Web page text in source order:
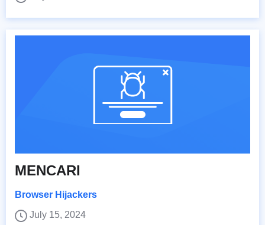
MENCARI
Browser Hijackers
July 15, 2024